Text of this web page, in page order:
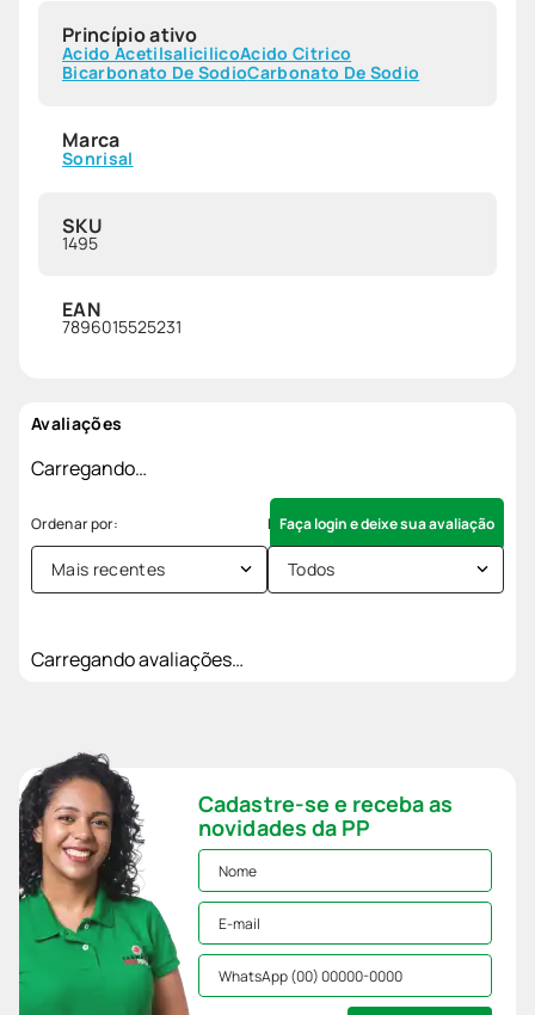
Princípio ativo
Acido AcetilsalicilicoAcido Citrico
Bicarbonato De SodioCarbonato De Sodio
Marca
Sonrisal
SKU
1495
EAN
7896015525231
Avaliações
Carregando…
Faça login e deixe sua avaliação
Mais recentes Todos
Carregando avaliações…
Cadastre-se e receba as
novidades da PP